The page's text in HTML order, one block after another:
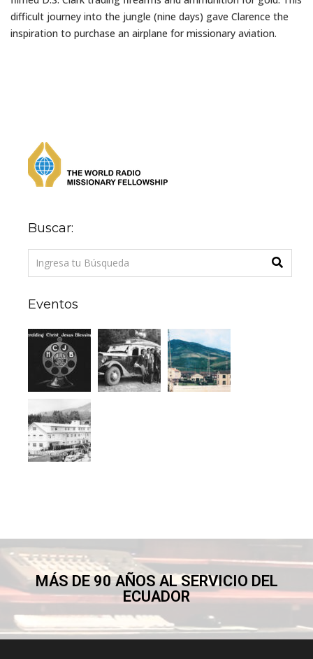
difficult journey into the jungle (nine days) gave Clarence the
inspiration to purchase an airplane for missionary aviation.
Buscar:
Eventos
MÁS DE 90 AÑOS AL SERVICIO DEL
ECUADOR